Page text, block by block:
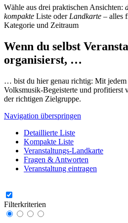
Wähle aus drei praktischen Ansichten:
kompakte Liste oder Landkarte – alles
Kategorie und Zeitraum
Wenn du selbst
organisierst, …
… bist du hier genau richtig: Mit jedem
Volksmusik-Begeisterte und profitierst
der richtigen Zielgruppe.
Navigation überspringen
Detaillierte Liste
Kompakte Liste
Veranstaltungs-Landkarte
Fragen & Antworten
Veranstaltung eintragen
Filterkriterien